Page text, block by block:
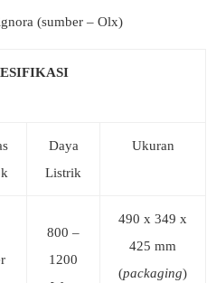
(sumber – Olx)
Daya
Listrik
Ukuran
800 –
1200
490 x 349 x
425 mm
(packaging)